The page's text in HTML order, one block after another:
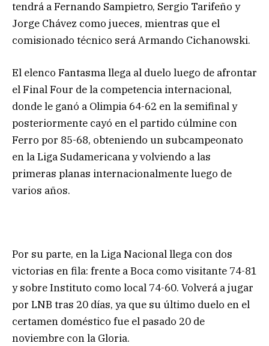
tendrá a Fernando Sampietro, Sergio Tarifeño y
Jorge Chávez como jueces, mientras que el
comisionado técnico será Armando Cichanowski.
El elenco Fantasma llega al duelo luego de afrontar
el Final Four de la competencia internacional,
donde le ganó a Olimpia 64-62 en la semifinal y
posteriormente cayó en el partido cúlmine con
Ferro por 85-68, obteniendo un subcampeonato
en la Liga Sudamericana y volviendo a las
primeras planas internacionalmente luego de
varios años.
Por su parte, en la Liga Nacional llega con dos
victorias en fila: frente a Boca como visitante 74-81
y sobre Instituto como local 74-60. Volverá a jugar
por LNB tras 20 días, ya que su último duelo en el
certamen doméstico fue el pasado 20 de
noviembre con la Gloria.